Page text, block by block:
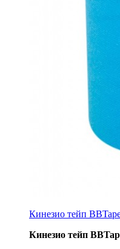
Кинезио тейп
Кинезио тейп